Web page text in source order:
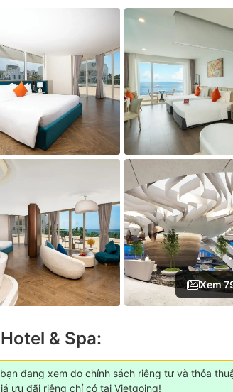
Xem
& Spa:
đang xem do chính sách riêng tư và thỏa
ưu đãi riêng chỉ có tại Vietgoing!